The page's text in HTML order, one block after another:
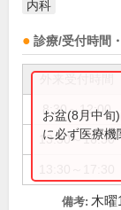
内科
診療/受付時間
8:30～12:00
13:30～16:30
お盆(8月中旬
に必ず医療機
備考: 木曜